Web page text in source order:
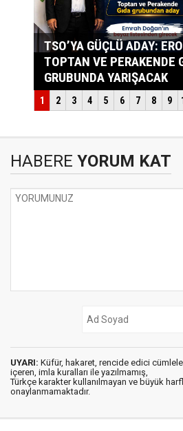
HABERE YORUM KAT
UYARI: Küfür, hakaret, rencide edici
içeren, imla kuralları ile yazılmamış,
Türkçe karakter kullanılmayan ve büyük
onaylanmamaktadır.